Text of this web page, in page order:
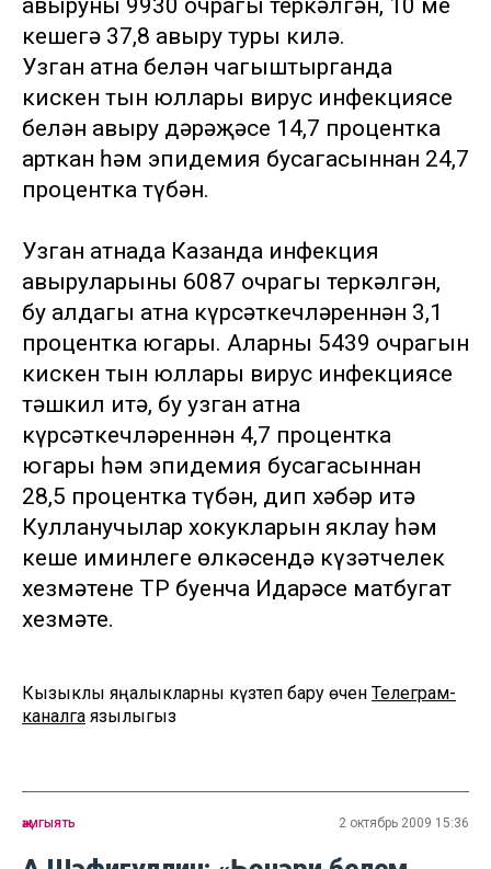
авыруның 9930 очрагы теркәлгән, 10 мең
кешегә 37,8 авыру туры килә.
Узган атна белән чагыштырганда
кискен тын юллары вирус инфекциясе
белән авыру дәрәҗәсе 14,7 процентка
арткан һәм эпидемия бусагасыннан 24,7
процентка түбән.
Узган атнада Казанда инфекция
авыруларының 6087 очрагы теркәлгән,
бу алдагы атна күрсәткечләреннән 3,1
процентка югары. Аларның 5439 очрагын
кискен тын юллары вирус инфекциясе
тәшкил итә, бу узган атна
күрсәткечләреннән 4,7 процентка
югары һәм эпидемия бусагасыннан
28,5 процентка түбән, дип хәбәр итә
Кулланучылар хокукларын яклау һәм
кеше иминлеге өлкәсендә күзәтчелек
хезмәтенең ТР буенча Идарәсе матбугат
хезмәте.
Кызыклы яңалыкларны күзәтеп бару өчен Телеграм-
каналга язылыгыз
җәмгыять 2 октябрь 2009 15:36